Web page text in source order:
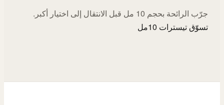
جرّب الرائحة بحجم 10 مل قبل الانتقال إلى اختيار أكبر.
تسوّق تيسترات 10مل